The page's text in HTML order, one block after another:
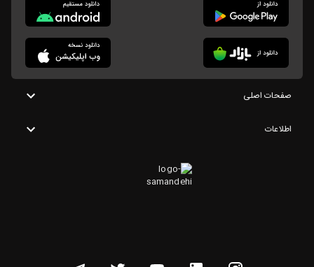
صفحات اصلی
اطلاعات